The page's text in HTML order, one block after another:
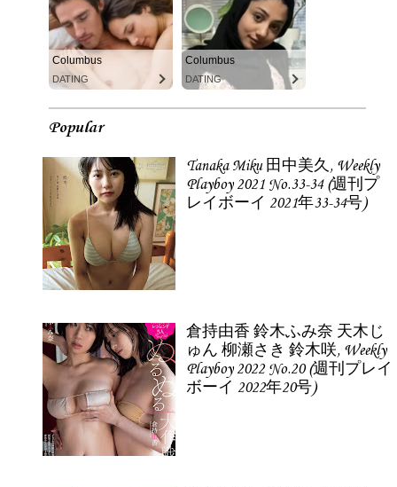
Columbus
DATING
Columbus
DATING
Popular
Tanaka Miku 田中美久, Weekly
Playboy 2021 No.33-34 (週刊プ
レイボーイ 2021年33-34号)
倉持由香 鈴木ふみ奈 天木じ
ゅん 柳瀬さき 鈴木咲, Weekly
Playboy 2022 No.20 (週刊プレイ
ボーイ 2022年20号)